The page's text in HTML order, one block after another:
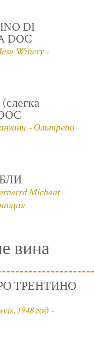
DI
DOC
Winery -
- Ольтрепо
Michaut -
вина
ТРЕНТИНО
1948 год -